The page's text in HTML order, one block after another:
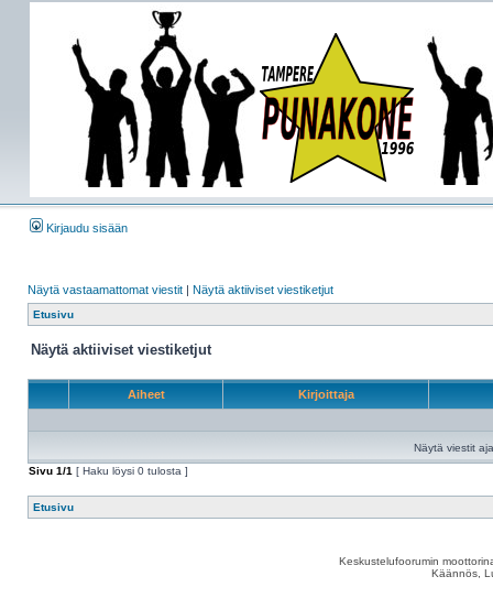
Kirjaudu sisään
Näytä vastaamattomat viestit | Näytä aktiiviset viestiketjut
Etusivu
Näytä aktiiviset viestiketjut
Aiheet Kirjoittaja
Näytä viestit
Sivu 1/1 [ Haku löysi 0 tulosta ]
Etusivu
Keskustelufoorumin
Käännös,